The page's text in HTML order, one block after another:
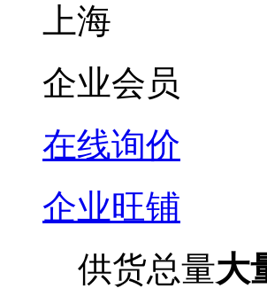
上海
企业会员
在线询价
企业旺铺
供货总量大